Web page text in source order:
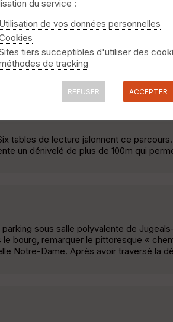
qui vous fait dire " j'ai bien fait de
de 50kms m'a tenté mais
tables de lecture jalonnent ce
un dénivelé de plus de 100m qui
sous salle polyvalente de
bourg, remarquer le pittoresque «
Notre-Dame. Après avoir traversé la
du service :
Utilisation de vos données personnelles
tiers succeptibles d'utiliser des
de tracking
REFUSER ACCEPTER